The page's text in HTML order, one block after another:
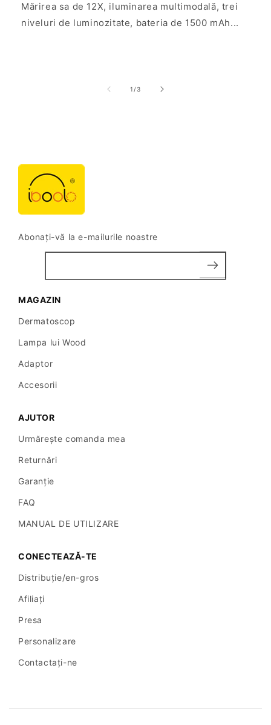
Mărirea sa de 12X, iluminarea multimodală, trei
niveluri de luminozitate, bateria de 1500 mAh...
1 /de
3
Abonați-vă la e-mailurile noastre
MAGAZIN
Dermatoscop
Lampa lui Wood
Adaptor
Accesorii
AJUTOR
Urmărește comanda mea
Returnări
Garanție
FAQ
MANUAL DE UTILIZARE
CONECTEAZĂ-TE
Distribuție/en-gros
Afiliați
Presa
Personalizare
Contactaţi-ne